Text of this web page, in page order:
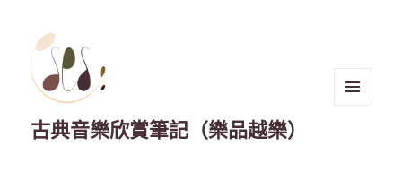
古典音樂欣賞筆記（樂品越樂）